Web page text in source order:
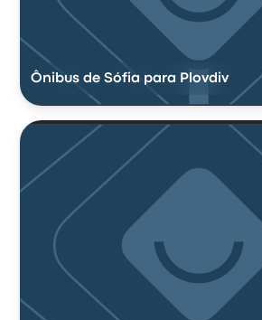
Ônibus de Sófia para Plovdiv